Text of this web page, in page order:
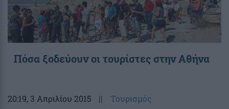
Πόσα ξοδεύουν οι τουρίστες στην Αθήνα
20:19, 3 Απριλίου 2015 || Τουρισμός